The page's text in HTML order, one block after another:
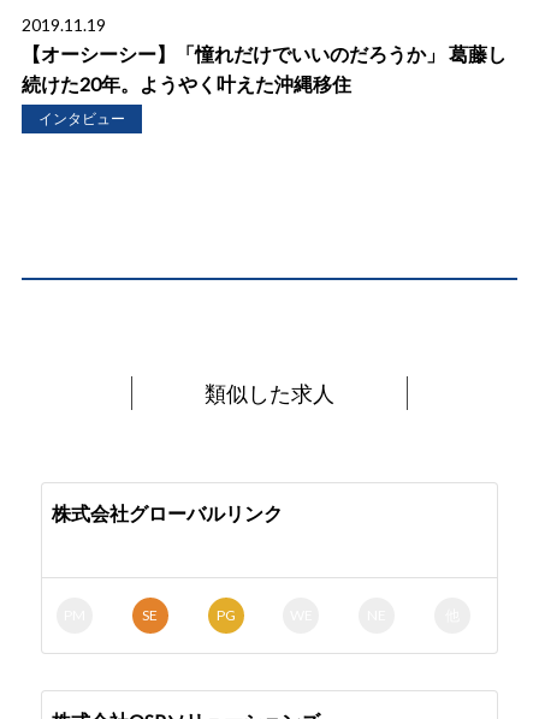
2019.11.19
【オーシーシー】「憧れだけでいいのだろうか」 葛藤し
続けた20年。ようやく叶えた沖縄移住
インタビュー
類似した求人
株式会社グローバルリンク
SE PG